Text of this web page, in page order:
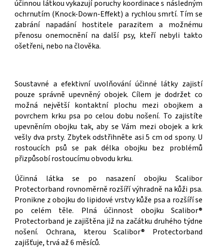
účinnou látkou vykazují poruchy koordinace s následným
ochrnutím (Knock-Down-Effekt) a rychlou smrtí. Tím se
zabrání napadání hostitele parazitem a možnému
přenosu onemocnění na další psy, kteří nebyli takto
ošetřeni, nebo na člověka.
Soustavné a efektivní uvolňování účinné látky zajistí
pouze správně upevněný obojek. Cílem je dodržet co
možná největší kontaktní plochu mezi obojkem a
povrchem krku psa po celou dobu nošení. To zajistíte
upevněním obojku tak, aby se Vám mezi obojek a krk
vešly dva prsty. Zbytek odstřihněte asi 5 cm od spony. U
rostoucích psů se pak délka obojku bez problémů
přizpůsobí rostoucímu obvodu krku.
Účinná látka se po nasazení obojku Scalibor
Protectorband rovnoměrně rozšíří výhradně na kůži psa.
Pronikne z obojku do lipidové vrstvy kůže psa a rozšíří se
po celém těle. Plná účinnost obojku Scalibor®
Protectorband je zajištěna již na začátku druhého týdne
nošení. Ochrana, kterou Scalibor® Protectorband
zajišťuje, trvá až 6 měsíců.